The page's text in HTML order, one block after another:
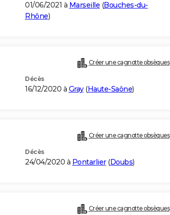
01/06/2021 à Marseille (Bouches-du-
Rhône)
Créer une cagnotte obsèques
Décès
16/12/2020 à Gray(Haute-Saône)
Créer une cagnotte obsèques
Décès
24/04/2020 à Pontarlier(Doubs)
Créer une cagnotte obsèques